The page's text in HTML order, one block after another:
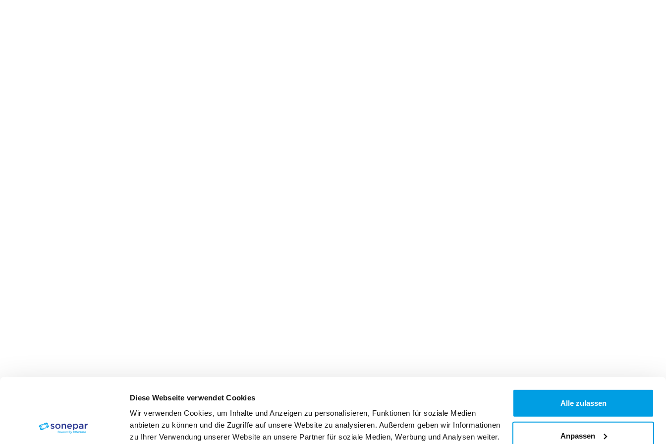
Diese Webseite verwendet Cookies
Wir verwenden Cookies, um Inhalte und Anzeigen zu personalisieren, Funktionen für soziale Medien
anbieten zu können und die Zugriffe auf unsere Website zu analysieren. Außerdem geben wir Informationen
zu Ihrer Verwendung unserer Website an unsere Partner für soziale Medien, Werbung und Analysen weiter.
Alle zulassen
Anpassen